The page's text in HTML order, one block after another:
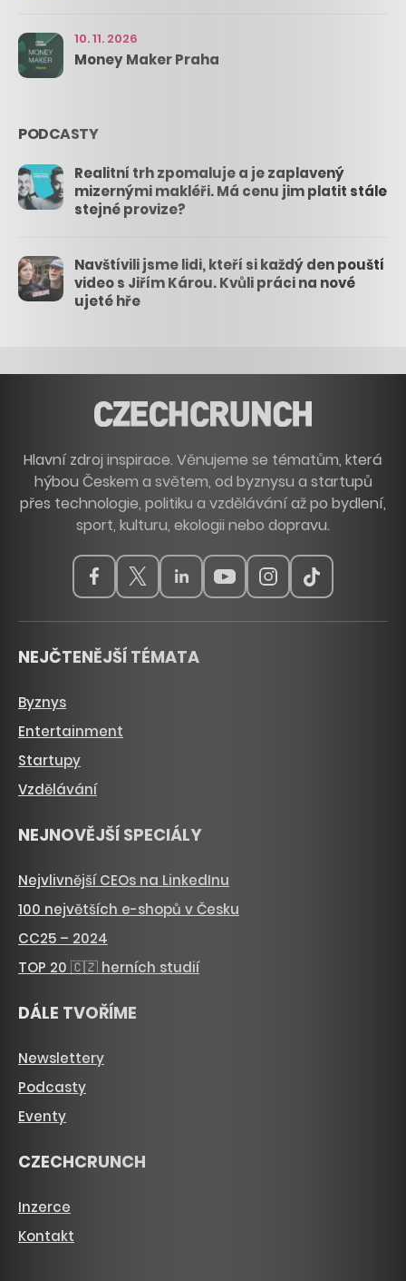
10. 11. 2026
Money Maker Praha
PODCASTY
Realitní trh zpomaluje a je zaplavený
mizernými makléři. Má cenu jim platit stále
stejné provize?
Navštívili jsme lidi, kteří si každý den pouští
video s Jiřím Károu. Kvůli práci na nové
ujeté hře
Hlavní zdroj inspirace. Věnujeme se tématům, která
hýbou Českem a světem, od byznysu a startupů
přes technologie, politiku a vzdělávání až po bydlení,
sport, kulturu, ekologii nebo dopravu.
NEJČTENĚJŠÍ TÉMATA
Byznys
Entertainment
Startupy
Vzdělávání
NEJNOVĚJŠÍ SPECIÁLY
Nejvlivnější CEOs na LinkedInu
100 největších e-shopů v Česku
CC25 – 2024
TOP 20 🇨🇿 herních studií
DÁLE TVOŘÍME
Newslettery
Podcasty
Eventy
CZECHCRUNCH
Inzerce
Kontakt